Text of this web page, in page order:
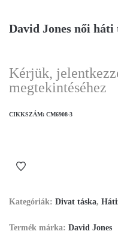
David Jones női háti
Kérjük,
megtekintéséhez
CIKKSZÁM: CM6908-3
Kategóriák: Divat táska,
Termék márka: David Jones